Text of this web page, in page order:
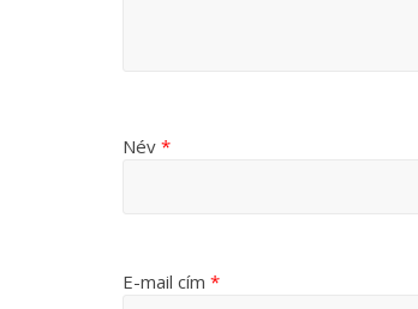
Név *
E-mail cím *